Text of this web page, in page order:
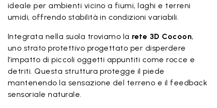
ideale per ambienti vicino a fiumi, laghi e terreni
umidi, offrendo stabilità in condizioni variabili.
Integrata nella suola troviamo la rete 3D Cocoon,
uno strato protettivo progettato per disperdere
l’impatto di piccoli oggetti appuntiti come rocce e
detriti. Questa struttura protegge il piede
mantenendo la sensazione del terreno e il feedback
sensoriale naturale.